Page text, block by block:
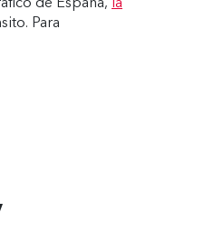
de España, la
Para